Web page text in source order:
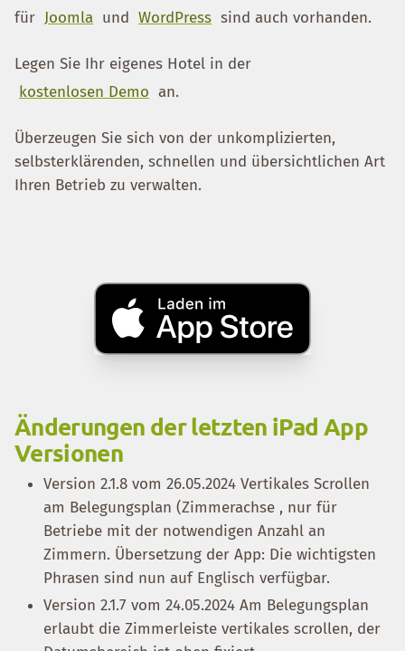
für Joomla und WordPress sind auch vorhanden.
Legen Sie Ihr eigenes Hotel in der
kostenlosen Demo an.
Überzeugen Sie sich von der unkomplizierten,
selbsterklärenden, schnellen und übersichtlichen Art
Ihren Betrieb zu verwalten.
Änderungen der letzten iPad App
Versionen
Version 2.1.8 vom 26.05.2024 Vertikales Scrollen
am Belegungsplan (Zimmerachse , nur für
Betriebe mit der notwendigen Anzahl an
Zimmern. Übersetzung der App: Die wichtigsten
Phrasen sind nun auf Englisch verfügbar.
Version 2.1.7 vom 24.05.2024 Am Belegungsplan
erlaubt die Zimmerleiste vertikales scrollen, der